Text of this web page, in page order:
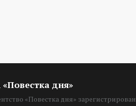
дня»
«Повестка дня»